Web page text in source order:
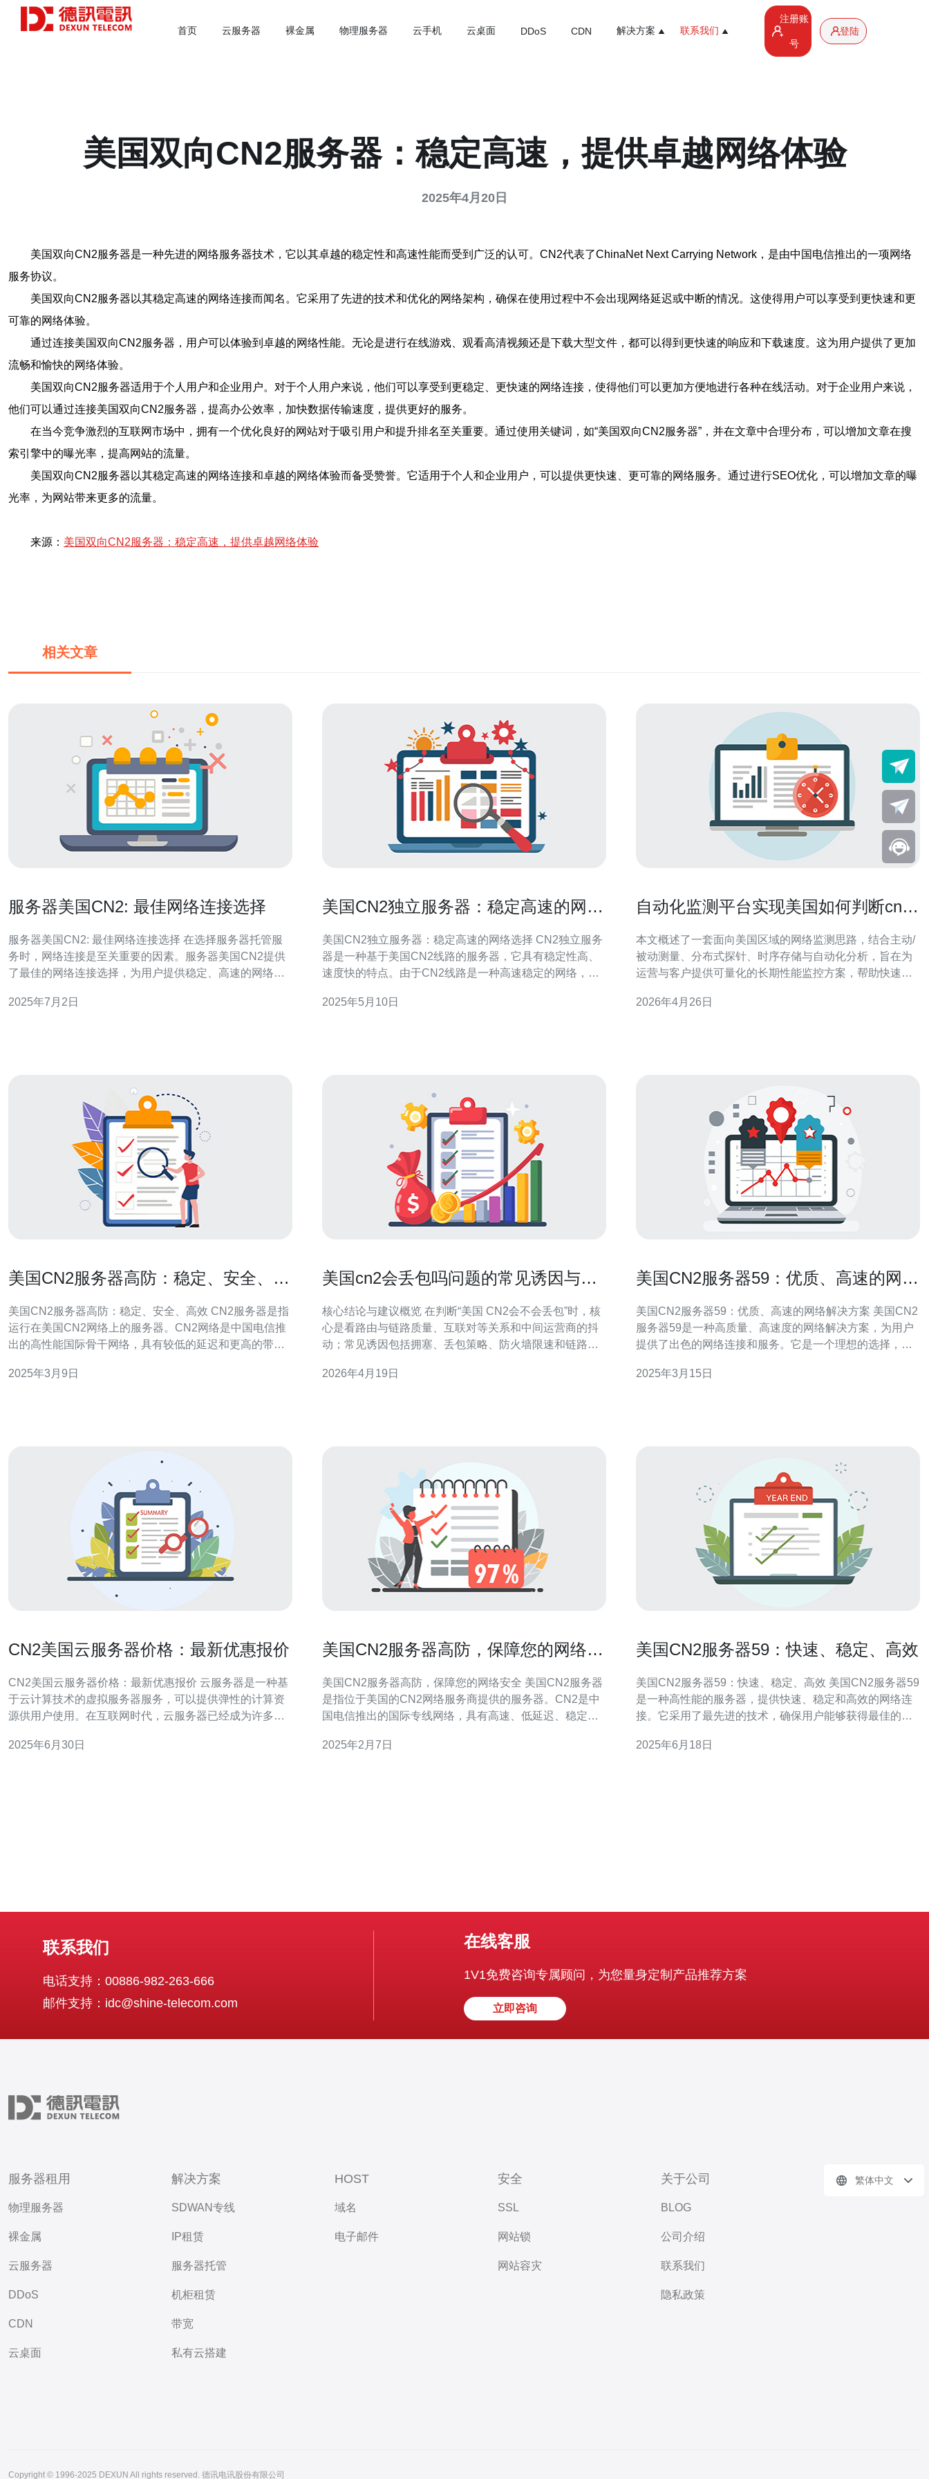
首页 云服务器 裸金属 物理服务器 云手机 云桌面 DDoS CDN 解决方案 联系我们
注册账
号
登陆
美国双向CN2服务器：稳定高速，提供卓越网络体验
2025年4月20日
美国双向CN2服务器是一种先进的网络服务器技术，它以其卓越的稳定性和高速性能而受到广泛的认可。CN2代表了ChinaNet Next Carrying Network，是由中国电信推出的一项网络
服务协议。
美国双向CN2服务器以其稳定高速的网络连接而闻名。它采用了先进的技术和优化的网络架构，确保在使用过程中不会出现网络延迟或中断的情况。这使得用户可以享受到更快速和更
可靠的网络体验。
通过连接美国双向CN2服务器，用户可以体验到卓越的网络性能。无论是进行在线游戏、观看高清视频还是下载大型文件，都可以得到更快速的响应和下载速度。这为用户提供了更加
流畅和愉快的网络体验。
美国双向CN2服务器适用于个人用户和企业用户。对于个人用户来说，他们可以享受到更稳定、更快速的网络连接，使得他们可以更加方便地进行各种在线活动。对于企业用户来说，
他们可以通过连接美国双向CN2服务器，提高办公效率，加快数据传输速度，提供更好的服务。
在当今竞争激烈的互联网市场中，拥有一个优化良好的网站对于吸引用户和提升排名至关重要。通过使用关键词，如“美国双向CN2服务器”，并在文章中合理分布，可以增加文章在搜
索引擎中的曝光率，提高网站的流量。
美国双向CN2服务器以其稳定高速的网络连接和卓越的网络体验而备受赞誉。它适用于个人和企业用户，可以提供更快速、更可靠的网络服务。通过进行SEO优化，可以增加文章的曝
光率，为网站带来更多的流量。
来源： 美国双向CN2服务器：稳定高速，提供卓越网络体验
相关文章
服务器美国CN2: 最佳网络连接选择
服务器美国CN2: 最佳网络连接选择 在选择服务器托管服
务时，网络连接是至关重要的因素。服务器美国CN2提供
了最佳的网络连接选择，为用户提供稳定、高速的网络连
CN2是一种网络连接服务，通过中国电信（China
2025年7月2日
美国CN2独立服务器：稳定高速的网络
美国CN2独立服务器：稳定高速的网络选择 CN2独立服务
器是一种基于美国CN2线路的服务器，它具有稳定性高、
速度快的特点。由于CN2线路是一种高速稳定的网络，因
性。 选择CN2独立服务器的主要原因是其网络稳定性和高
2025年5月10日
自动化监测平台实现美国如何判断cn2
本文概述了一套面向美国区域的网络监测思路，结合主动/
被动测量、分布式探针、时序存储与自动化分析，旨在为
运营与客户提供可量化的长期性能监控方案，帮助快速判
以用于判断CN2线路的长期性能? 判断线路长期性能应围
2026年4月26日
美国CN2服务器高防：稳定、安全、高
美国CN2服务器高防：稳定、安全、高效 CN2服务器是指
运行在美国CN2网络上的服务器。CN2网络是中国电信推
出的高性能国际骨干网络，具有较低的延迟和更高的带
接。 高防服务器是指具备强大的网络安全防护能力的服务
2025年3月9日
美国cn2会丢包吗问题的常见诱因与优
核心结论与建议概览 在判断“美国 CN2会不会丢包”时，核
心是看路由与链路质量、互联对等关系和中间运营商的抖
动；常见诱因包括拥塞、丢包策略、防火墙限速和链路抖
iperf），并从服务器/VPS/主机配置、域名解析策略、
2026年4月19日
美国CN2服务器59：优质、高速的网络
美国CN2服务器59：优质、高速的网络解决方案 美国CN2
服务器59是一种高质量、高速度的网络解决方案，为用户
提供了出色的网络连接和服务。它是一个理想的选择，无
服务器59提供了稳定、可靠的网络连接。通过与多个国际
2025年3月15日
CN2美国云服务器价格：最新优惠报价
CN2美国云服务器价格：最新优惠报价 云服务器是一种基
于云计算技术的虚拟服务器服务，可以提供弹性的计算资
源供用户使用。在互联网时代，云服务器已经成为许多企
云服务器，提供稳定可靠的服务。 相比传统服务器，云服
2025年6月30日
美国CN2服务器高防，保障您的网络安
美国CN2服务器高防，保障您的网络安全 美国CN2服务器
是指位于美国的CN2网络服务商提供的服务器。CN2是中
国电信推出的国际专线网络，具有高速、低延迟、稳定性
使用美国CN2服务器来提高网络访问速度和安全性。 网络
2025年2月7日
美国CN2服务器59：快速、稳定、高效
美国CN2服务器59：快速、稳定、高效 美国CN2服务器59
是一种高性能的服务器，提供快速、稳定和高效的网络连
接。它采用了最先进的技术，确保用户能够获得最佳的网
网络连接，能够快速响应用户的请求，确保用户能够快速
2025年6月18日
联系我们
电话支持：00886-982-263-666
邮件支持：idc@shine-telecom.com
在线客服
1V1免费咨询专属顾问，为您量身定制产品推荐方案
立即咨询
服务器租用
物理服务器
裸金属
云服务器
DDoS
CDN
云桌面
解决方案
SDWAN专线
IP租赁
服务器托管
机柜租赁
带宽
私有云搭建
HOST
域名
电子邮件
安全
SSL
网站锁
网站容灾
关于公司
BLOG
公司介绍
联系我们
隐私政策
繁体中文
Copyright © 1996-2025 DEXUN All rights reserved. 德讯电讯股份有限公司